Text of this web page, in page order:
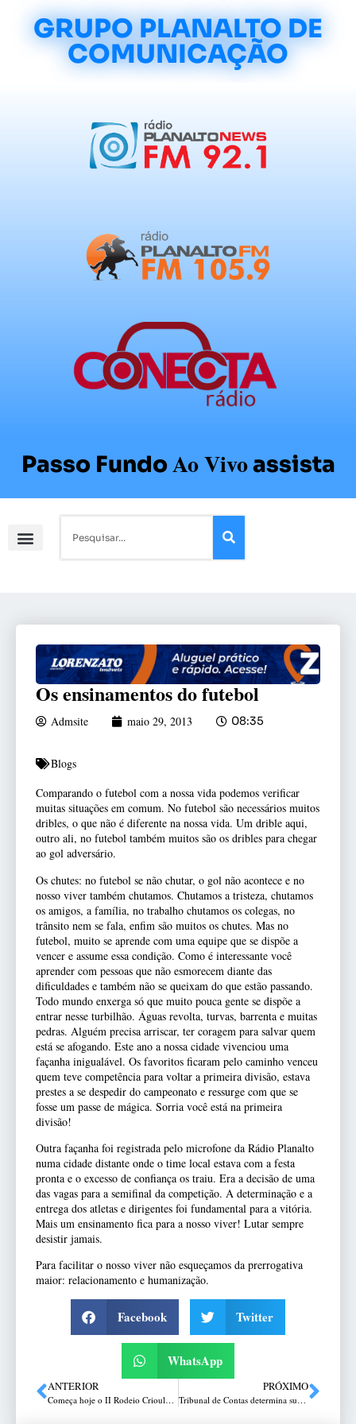
GRUPO PLANALTO DE
COMUNICAÇÃO
Passo FundoAo Vivoassista
Os ensinamentos do futebol
Admsite maio 29, 2013 08:35
Blogs
Comparando o futebol com a nossa vida podemos verificar
muitas situações em comum. No futebol são necessários muitos
dribles, o que não é diferente na nossa vida. Um drible aqui,
outro ali, no futebol também muitos são os dribles para chegar
ao gol adversário.
Os chutes: no futebol se não chutar, o gol não acontece e no
nosso viver também chutamos. Chutamos a tristeza, chutamos
os amigos, a família, no trabalho chutamos os colegas, no
trânsito nem se fala, enfim são muitos os chutes. Mas no
futebol, muito se aprende com uma equipe que se dispõe a
vencer e assume essa condição. Como é interessante você
aprender com pessoas que não esmorecem diante das
dificuldades e também não se queixam do que estão passando.
Todo mundo enxerga só que muito pouca gente se dispõe a
entrar nesse turbilhão. Águas revolta, turvas, barrenta e muitas
pedras. Alguém precisa arriscar, ter coragem para salvar quem
está se afogando. Este ano a nossa cidade vivenciou uma
façanha inigualável. Os favoritos ficaram pelo caminho venceu
quem teve competência para voltar a primeira divisão, estava
prestes a se despedir do campeonato e ressurge com que se
fosse um passe de mágica. Sorria você está na primeira
divisão!
Outra façanha foi registrada pelo microfone da Rádio Planalto
numa cidade distante onde o time local estava com a festa
pronta e o excesso de confiança os traiu. Era a decisão de uma
das vagas para a semifinal da competição. A determinação e a
entrega dos atletas e dirigentes foi fundamental para a vitória.
Mais um ensinamento fica para a nosso viver! Lutar sempre
desistir jamais.
Para facilitar o nosso viver não esqueçamos da prerrogativa
maior: relacionamento e humanização.
Facebook Twitter
WhatsApp
ANTERIOR
Começa hoje o II Rodeio Crioulo Show
PRÓXIMO
Tribunal de Contas determina suspensão de concursados em Mato Castelhano